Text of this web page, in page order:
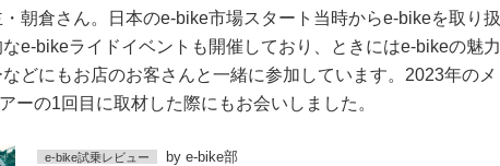
・朝倉さん。日本のe-bike市場スタート当時からe-bikeを取り扱
e-bikeライドイベントも開催しており、ときにはe-bikeの魅力
どにもお店のお客さんと一緒に参加しています。2023年のメ
ーの1回目に取材した際にもお会いしました。
e-bike試乗レビュー by e-bike部